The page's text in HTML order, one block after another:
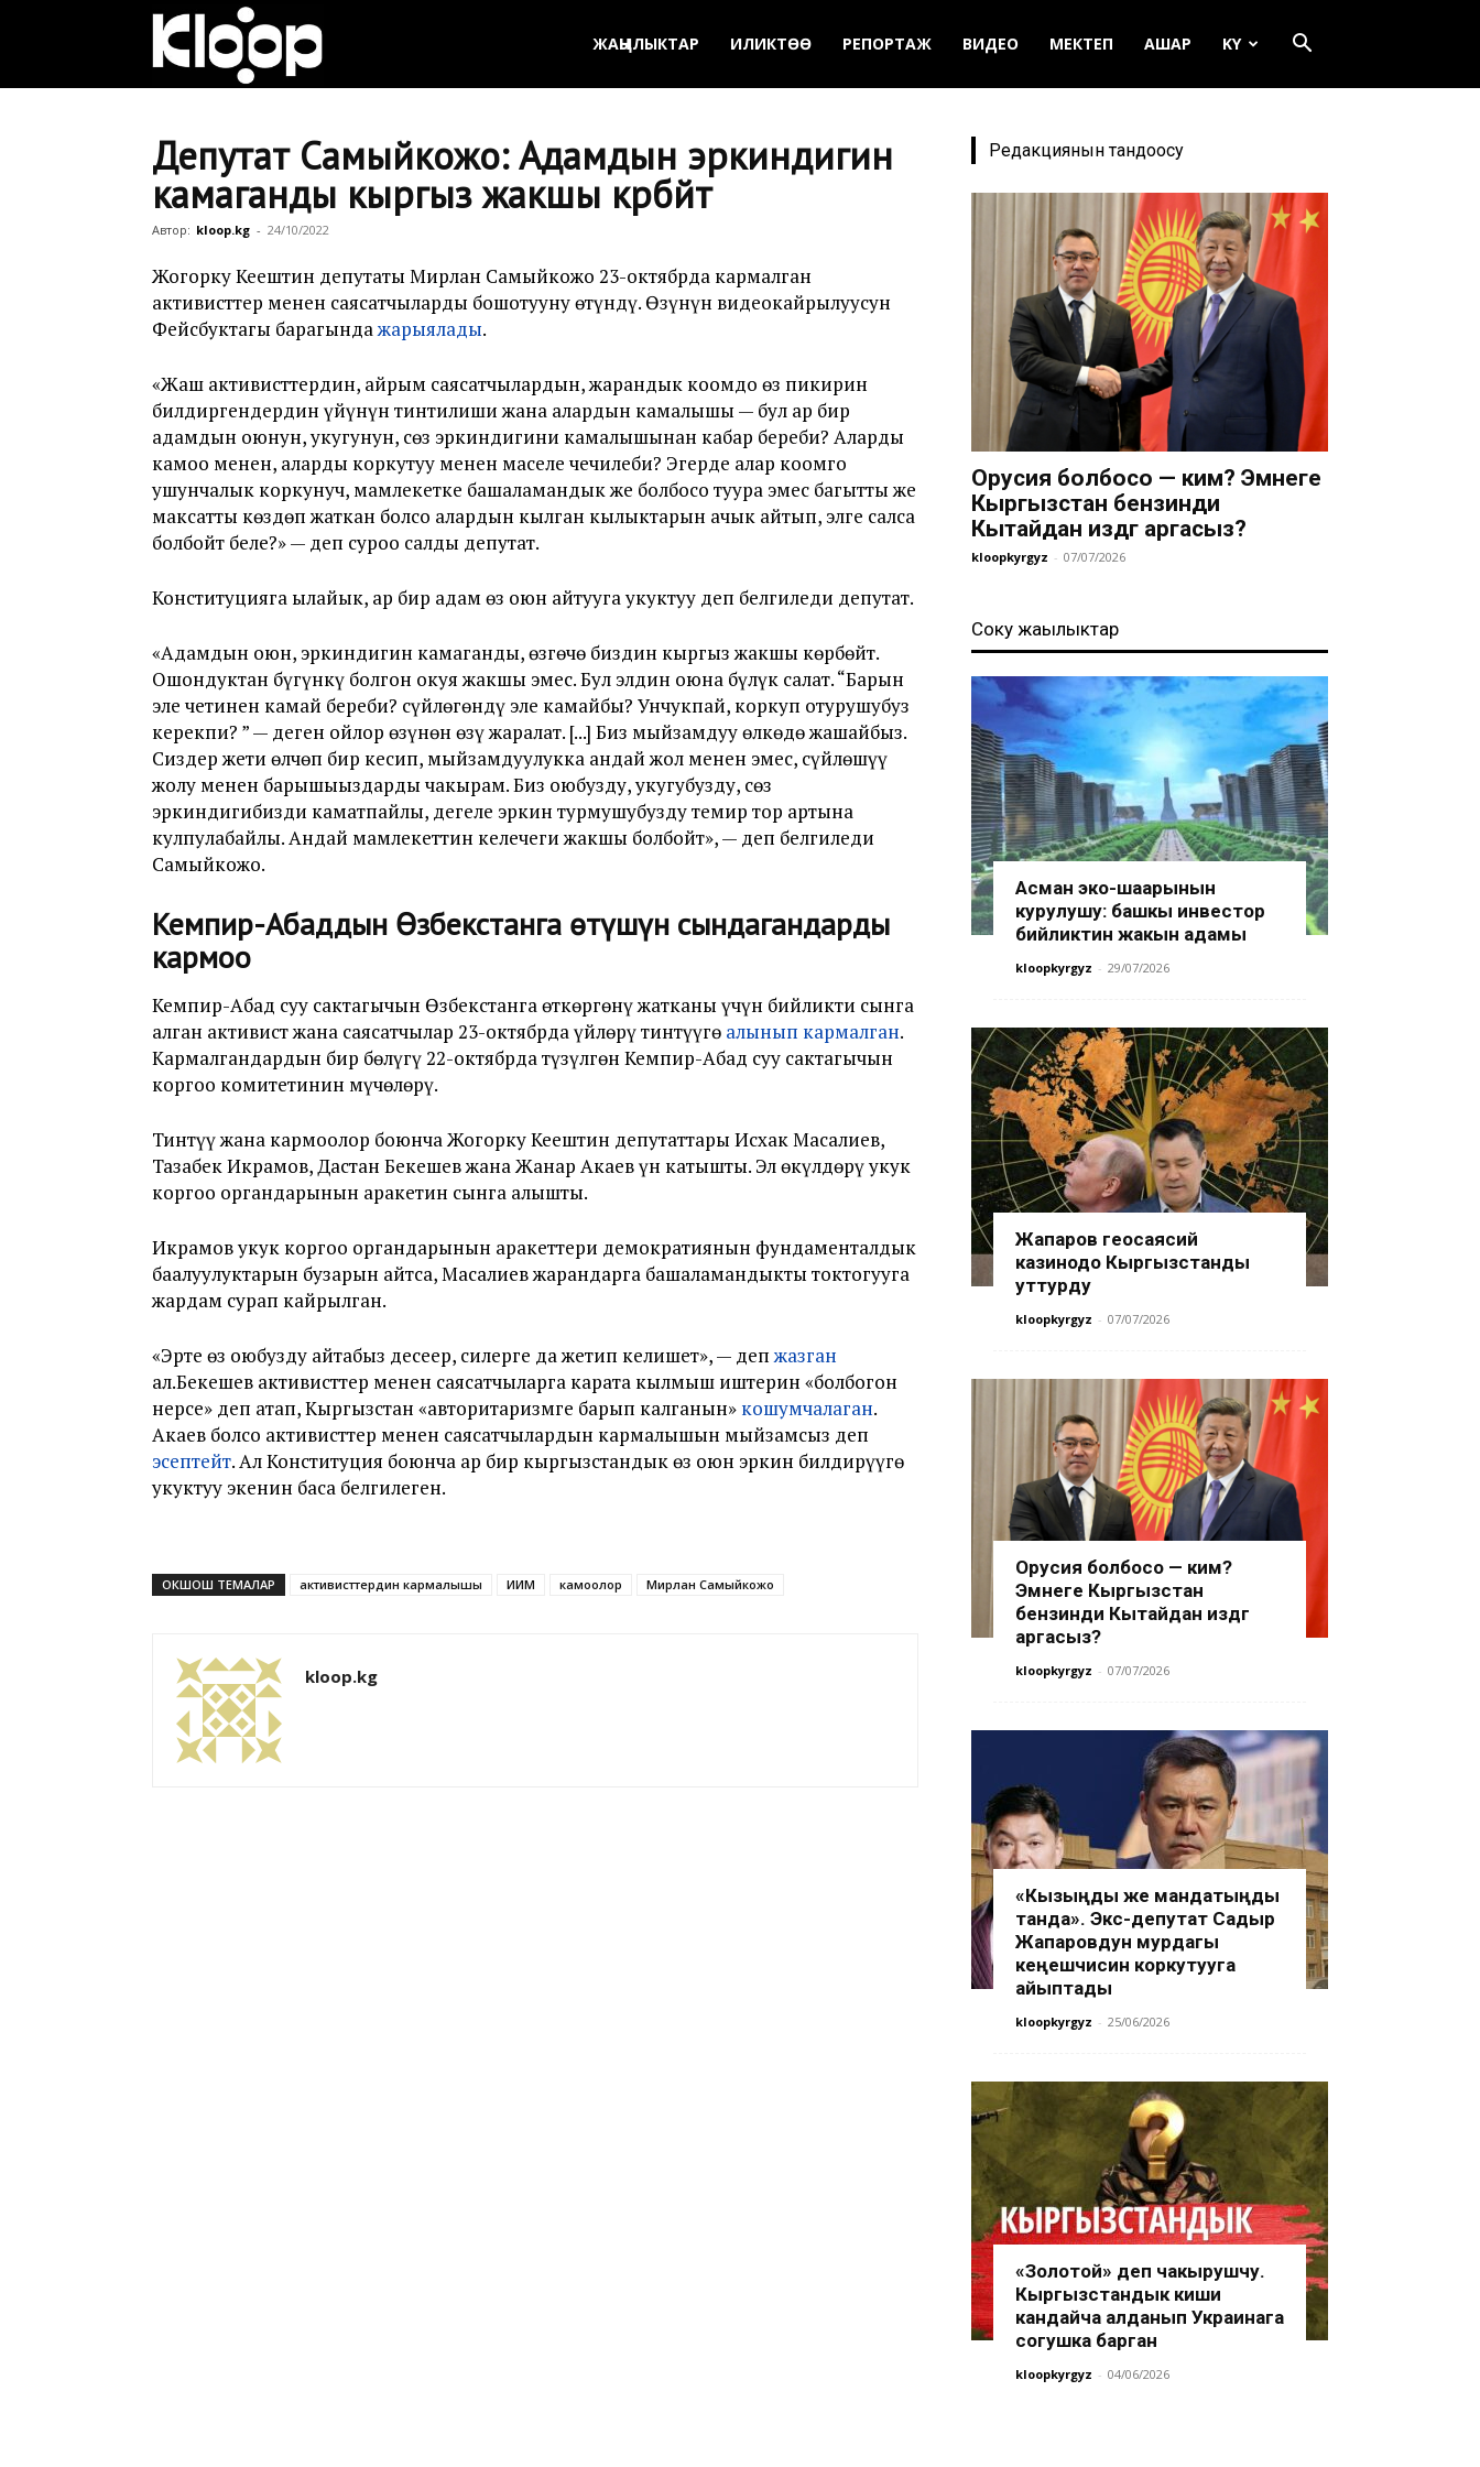
Кыргызстан
жаңылыктары
ЖАҢЫЛЫКТАР ИЛИКТӨӨ РЕПОРТАЖ ВИДЕО МЕКТЕП АШАР KY
Депутат Самыйкожо: Адамдын эркиндигин
камаганды кыргыз жакшы көрбөйт
Автор: kloop.kg - 24/10/2022
Жогорку Кеңештин депутаты Мирлан Самыйкожо 23-октябрда кармалган
активисттер менен саясатчыларды бошотууну өтүндү. Өзүнүн видеокайрылуусун
Фейсбуктагы барагындажарыялады.
«Жаш активисттердин, айрым саясатчылардын, жарандык коомдо өз пикирин
билдиргендердин үйүнүн тинтилиши жана алардын камалышы — бул ар бир
адамдын оюнун, укугунун, сөз эркиндигини камалышынан кабар береби? Аларды
камоо менен, аларды коркутуу менен маселе чечилеби? Эгерде алар коомго
ушунчалык коркунуч, мамлекетке башаламандык же болбосо туура эмес багытты же
максатты көздөп жаткан болсо алардын кылган кылыктарын ачык айтып, элге салса
болбойт беле?» — деп суроо салды депутат.
Конституцияга ылайык, ар бир адам өз оюн айтууга укуктуу деп белгиледи депутат.
«Адамдын оюн, эркиндигин камаганды, өзгөчө биздин кыргыз жакшы көрбөйт.
Ошондуктан бүгүнкү болгон окуя жакшы эмес. Бул элдин оюна бүлүк салат. “Барын
эле четинен камай береби? сүйлөгөндү эле камайбы? Унчукпай, коркуп отурушубуз
керекпи? ” — деген ойлор өзүнөн өзү жаралат. [...] Биз мыйзамдуу өлкөдө жашайбыз.
Сиздер жети өлчөп бир кесип, мыйзамдуулукка андай жол менен эмес, сүйлөшүү
жолу менен барышыңыздарды чакырам. Биз оюбузду, укугубузду, сөз
эркиндигибизди каматпайлы, дегеле эркин турмушубузду темир тор артына
кулпулабайлы. Андай мамлекеттин келечеги жакшы болбойт», — деп белгиледи
Самыйкожо.
Кемпир-Абаддын Өзбекстанга өтүшүн сындагандарды
кармоо
Кемпир-Абад суу сактагычын Өзбекстанга өткөргөнү жатканы үчүн бийликти сынга
алган активист жана саясатчылар 23-октябрда үйлөрү тинтүүгө алынып кармалган.
Кармалгандардын бир бөлүгү 22-октябрда түзүлгөн Кемпир-Абад суу сактагычын
коргоо комитетинин мүчөлөрү.
Тинтүү жана кармоолор боюнча Жогорку Кеңештин депутаттары Исхак Масалиев,
Тазабек Икрамов, Дастан Бекешев жана Жанар Акаев үн катышты. Эл өкүлдөрү укук
коргоо органдарынын аракетин сынга алышты.
Икрамов укук коргоо органдарынын аракеттери демократиянын фундаменталдык
баалуулуктарын бузарын айтса, Масалиев жарандарга башаламандыкты токтогууга
жардам сурап кайрылган.
«Эртең өз оюбузду айтабыз десеңер, силерге да жетип келишет», — депжазган
ал.Бекешев активисттер менен саясатчыларга карата кылмыш иштерин «болбогон
нерсе» деп атап, Кыргызстан «авторитаризмге барып калганын» кошумчалаган.
Акаев болсо активисттер менен саясатчылардын кармалышын мыйзамсыз деп
эсептейт. Ал Конституция боюнча ар бир кыргызстандык өз оюн эркин билдирүүгө
укуктуу экенин баса белгилеген.
ОКШОШ ТЕМАЛАР активисттердин кармалышы ИИМ камоолор Мирлан Самыйкожо
kloop.kg
Редакциянын тандоосу
Орусия болбосо — ким? Эмнеге
Кыргызстан бензинди
Кытайдан издөөгө аргасыз?
kloopkyrgyz - 07/07/2026
Соңку жаңылыктар
Асман эко-шаарынын
курулушу: башкы инвестор
бийликтин жакын адамы
kloopkyrgyz - 29/07/2026
Жапаров геосаясий
казинодо Кыргызстанды
уттурду
kloopkyrgyz - 07/07/2026
Орусия болбосо — ким?
Эмнеге Кыргызстан
бензинди Кытайдан издөөгө
аргасыз?
kloopkyrgyz - 07/07/2026
«Кызыңды же мандатыңды
танда». Экс-депутат Садыр
Жапаровдун мурдагы
кеңешчисин коркутууга
айыптады
kloopkyrgyz - 25/06/2026
«Золотой» деп чакырушчу.
Кыргызстандык киши
кандайча алданып Украинага
согушка барган
kloopkyrgyz - 04/06/2026